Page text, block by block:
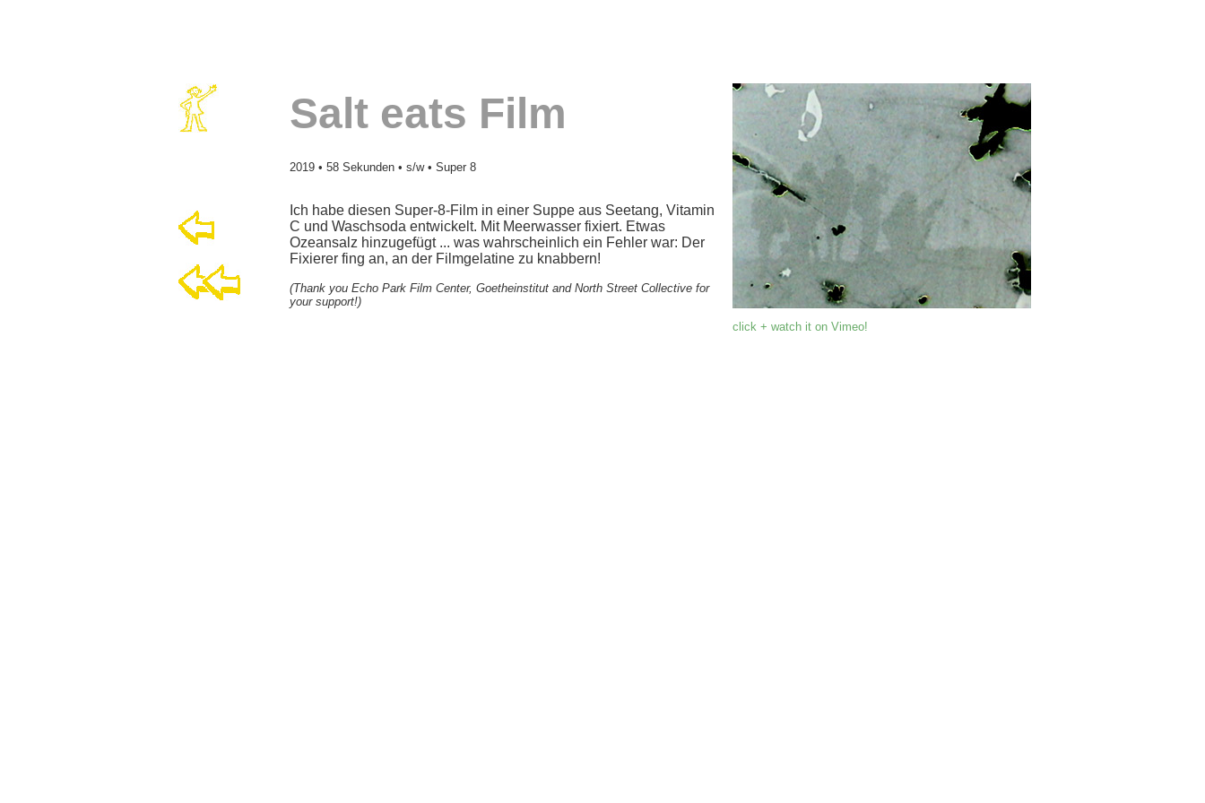
Salt eats Film
2019 • 58 Sekunden • s/w • Super 8
Ich habe diesen Super-8-Film in einer Suppe aus Seetang, Vitamin
C und Waschsoda entwickelt. Mit Meerwasser fixiert. Etwas
Ozeansalz hinzugefügt ... was wahrscheinlich ein Fehler war: Der
Fixierer fing an, an der Filmgelatine zu knabbern!
(Thank you Echo Park Film Center, Goetheinstitut and North Street Collective for
your support!)
click + watch it on Vimeo!